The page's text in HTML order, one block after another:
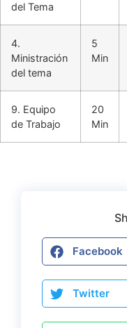
del Tema
4.
Ministración
del tema
5
Min
9. Equipo
de Trabajo
20
Min
Facebook
Twitter